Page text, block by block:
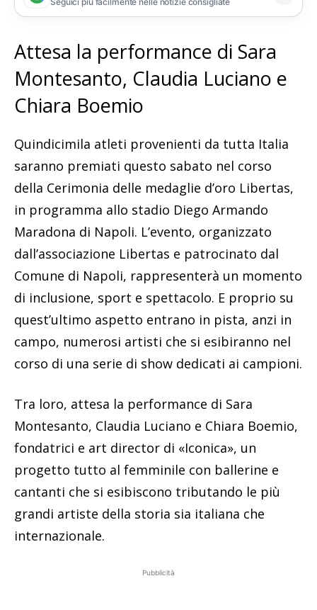
Attesa la performance di Sara
Montesanto, Claudia Luciano e
Chiara Boemio
Quindicimila atleti provenienti da tutta Italia
saranno premiati questo sabato nel corso
della Cerimonia delle medaglie d’oro Libertas,
in programma allo stadio Diego Armando
Maradona di Napoli. L’evento, organizzato
dall’associazione Libertas e patrocinato dal
Comune di Napoli, rappresenterà un momento
di inclusione, sport e spettacolo. E proprio su
quest’ultimo aspetto entrano in pista, anzi in
campo, numerosi artisti che si esibiranno nel
corso di una serie di show dedicati ai campioni.
Tra loro, attesa la performance di Sara
Montesanto, Claudia Luciano e Chiara Boemio,
fondatrici e art director di «Iconica», un
progetto tutto al femminile con ballerine e
cantanti che si esibiscono tributando le più
grandi artiste della storia sia italiana che
internazionale.
Pubblicità